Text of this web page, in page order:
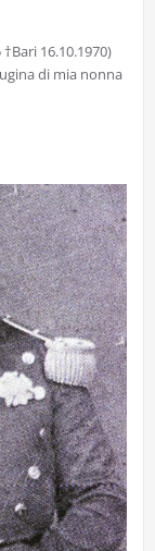
16.10.1970)
di mia nonna